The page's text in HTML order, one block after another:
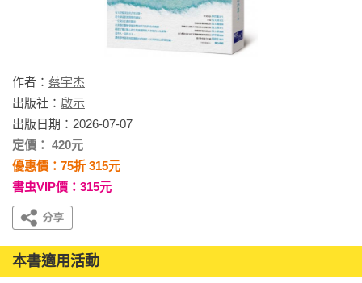
作者： 蔡宇杰
出版社： 啟示
出版日期：2026-07-07
定價： 420元
優惠價：75折 315元
書虫VIP價：315元
本書適用活動